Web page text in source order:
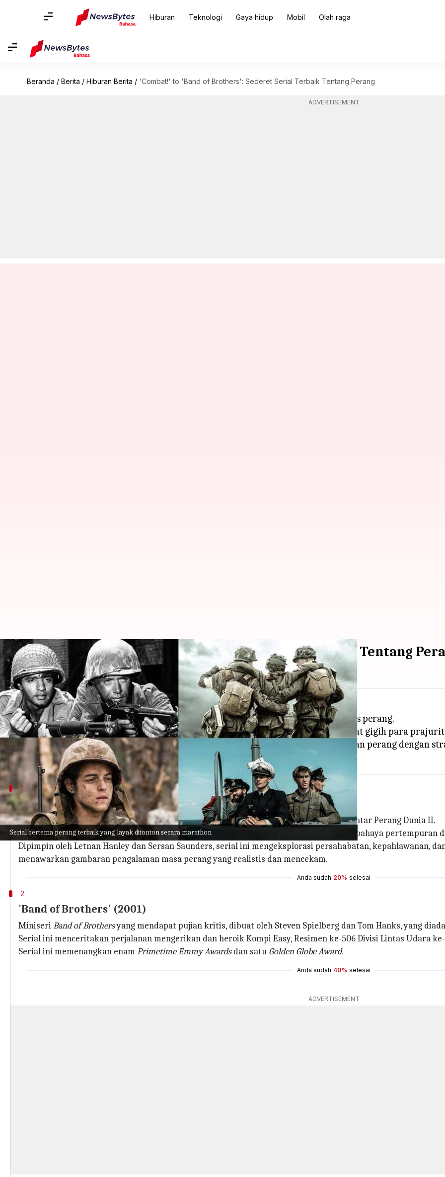
Hiburan Teknologi Gaya hidup Mobil Olah raga
Beranda / Berita / Hiburan Berita / 'Combat!' to 'Band of Brothers': Sederet Serial Terbaik Tentang Perang
ADVERTISEMENT
Serial bertema perang terbaik yang layak ditonton secara marathon
'Combat!' to 'Band of Brothers': Sederet Serial Terbaik Tentang
menulis Handoko Oct 23, 2023 10:51 am
Apa ceritanya
Menggali jauh ke dalam inti konflik dan keberanian manusia adalah serial berbasis perang.
Narasi yang kuat ini akan membawa Anda ke medan pertempuran, tempat semangat gigih para
kompleks konflik global menjadi nyata. Berikut beberapa serial yang mengabadikan perang dengan
1
'Combat!' (1962-1967)
Dibuat oleh Robert Pirosh, Combat! adalah serial televisi klasik tahun 1960-an yang berlatar Perang Dunia II.
Serial ini mengikuti pasukan tentara Amerika saat mereka menghadapi tantangan dan bahaya pertempuran
Dipimpin oleh Letnan Hanley dan Sersan Saunders, serial ini mengeksplorasi persahabatan, kepahlawanan,
menawarkan gambaran pengalaman masa perang yang realistis dan mencekam.
Anda sudah 20% selesai
2
'Band of Brothers' (2001)
MiniseriBand of Brothersyang mendapat pujian kritis, dibuat oleh Steven Spielberg dan Tom Hanks, yang
Serial ini menceritakan perjalanan mengerikan dan heroik Kompi Easy, Resimen ke-506 Divisi Lintas Udara
Serial ini memenangkan enamPrimetime Emmy Awardsdan satu Golden Globe Award.
Anda sudah 40% selesai
ADVERTISEMENT